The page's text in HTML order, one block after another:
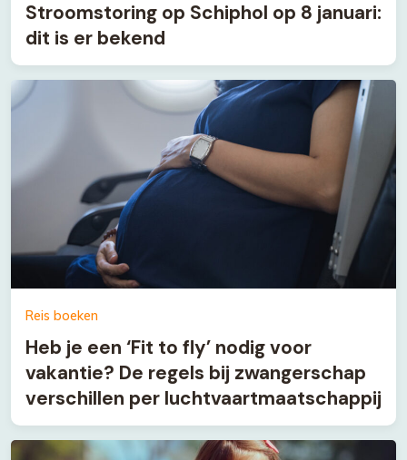
Stroomstoring op Schiphol op 8 januari:
dit is er bekend
Reis boeken
Heb je een ‘Fit to fly’ nodig voor
vakantie? De regels bij zwangerschap
verschillen per luchtvaartmaatschappij